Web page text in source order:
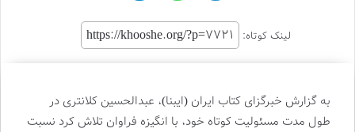
لینک کوتاه:
به گزارش خبرگزای کتاب ایران (ایبنا)، عبدالحسین کلانتری در
طول مدت مسئولیت کوتاه خود، با انگیزه فراوان تلاش کرد نسبت